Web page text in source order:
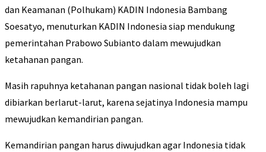
dan Keamanan (Polhukam) KADIN Indonesia Bambang
Soesatyo, menuturkan KADIN Indonesia siap mendukung
pemerintahan Prabowo Subianto dalam mewujudkan
ketahanan pangan.
Masih rapuhnya ketahanan pangan nasional tidak boleh lagi
dibiarkan berlarut-larut, karena sejatinya Indonesia mampu
mewujudkan kemandirian pangan.
Kemandirian pangan harus diwujudkan agar Indonesia tidak